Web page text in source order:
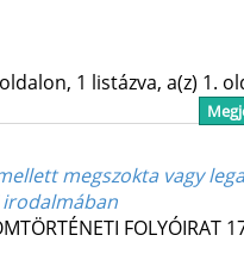
1 listázva, a(z) 1.
megszokta vagy
FOLYÓIRAT